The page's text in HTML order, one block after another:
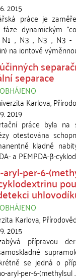
2015
práce je
dynamickým
, N3 , N3 , N3 -
na iontově
separace
OBHÁJENO
Karlova,
2019
práce byla na
otestována
kladně
a PEMPDA-β-
per-6-
OBHÁJENO
Karlova,
2015
přípravou
se jedná o
aryl-per-6-(methylsul